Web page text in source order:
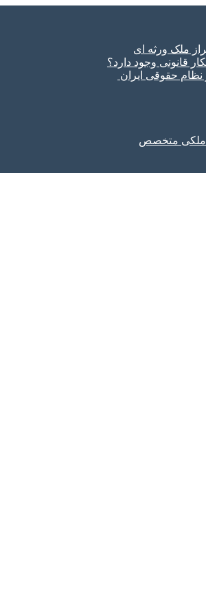
قانونی وجود دارد؟
نظام حقوقی ایران
ملکی متخصص